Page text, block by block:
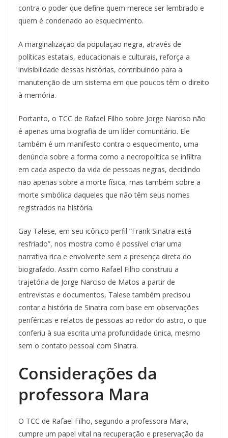
contra o poder que define quem merece ser lembrado e
quem é condenado ao esquecimento.
A marginalização da população negra, através de
políticas estatais, educacionais e culturais, reforça a
invisibilidade dessas histórias, contribuindo para a
manutenção de um sistema em que poucos têm o direito
à memória.
Portanto, o TCC de Rafael Filho sobre Jorge Narciso não
é apenas uma biografia de um líder comunitário. Ele
também é um manifesto contra o esquecimento, uma
denúncia sobre a forma como a necropolítica se infiltra
em cada aspecto da vida de pessoas negras, decidindo
não apenas sobre a morte física, mas também sobre a
morte simbólica daqueles que não têm seus nomes
registrados na história.
Gay Talese, em seu icônico perfil “Frank Sinatra está
resfriado”, nos mostra como é possível criar uma
narrativa rica e envolvente sem a presença direta do
biografado. Assim como Rafael Filho construiu a
trajetória de Jorge Narciso de Matos a partir de
entrevistas e documentos, Talese também precisou
contar a história de Sinatra com base em observações
periféricas e relatos de pessoas ao redor do astro, o que
conferiu à sua escrita uma profundidade única, mesmo
sem o contato pessoal com Sinatra.
Considerações da
professora Mara
O TCC de Rafael Filho, segundo a professora Mara,
cumpre um papel vital na recuperação e preservação da